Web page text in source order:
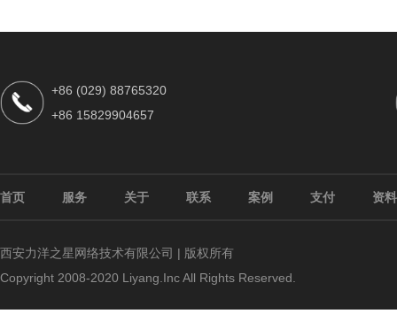
+86 (029) 88765320
+86 15829904657
首页 服务 关于 联系 案例 支付 资料
西安力洋之星网络技术有限公司 | 版权所有
Copyright 2008-2020 Liyang.Inc All Rights Reserved.